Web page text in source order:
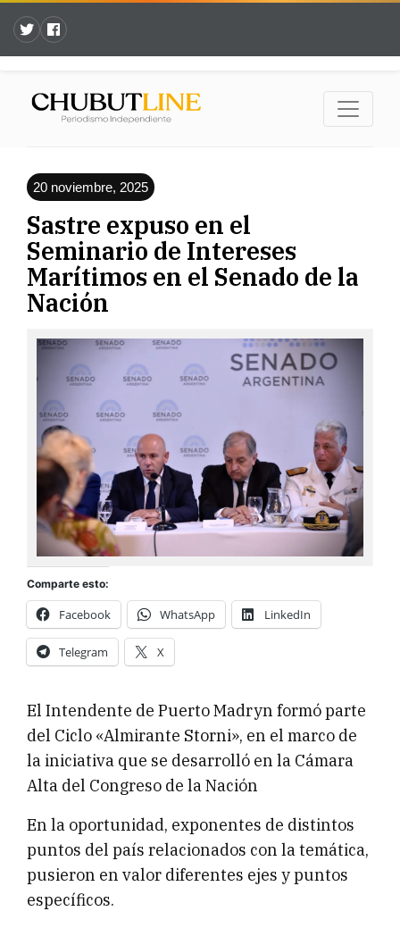
20 noviembre, 2025
Sastre expuso en el
Seminario de Intereses
Marítimos en el Senado de la
Nación
Comparte esto:
Facebook WhatsApp LinkedIn
Telegram X
El Intendente de Puerto Madryn formó parte
del Ciclo «Almirante Storni», en el marco de
la iniciativa que se desarrolló en la Cámara
Alta del Congreso de la Nación
En la oportunidad, exponentes de distintos
puntos del país relacionados con la temática,
pusieron en valor diferentes ejes y puntos
específicos.